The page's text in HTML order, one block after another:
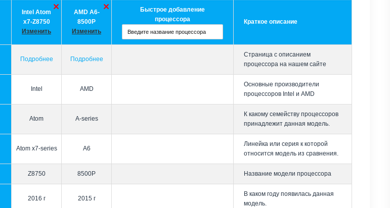
Intel Atom
x7-Z8750
Изменить
AMD A6-
8500P
Изменить
Быстрое добавление
процессора
Краткое описание
Подробнее Подробнее
Страница с описанием
процессора на нашем сайте
Intel AMD
Основные производители
процессоров Intel и AMD
Atom A-series
К какому семейству процессоров
принадлежит данная модель.
Atom x7-series A6
Линейка или серия к которой
относится модель из сравнения.
Z8750 8500P Название модели процессора
2016 г 2015 г
В каком году появилась данная
модель.